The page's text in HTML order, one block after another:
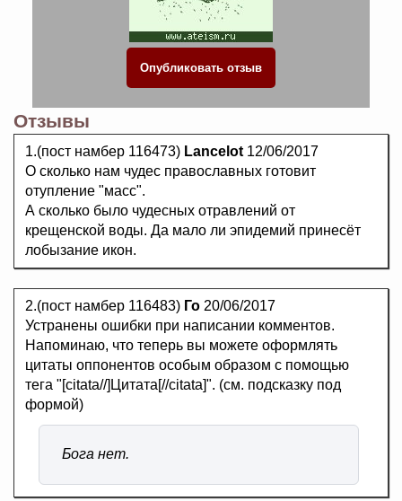
Отзывы
1.(пост намбер 116473) Lancelot 12/06/2017
О сколько нам чудес православных готовит
отупление "масс".
А сколько было чудесных отравлений от
крещенской воды. Да мало ли эпидемий принесёт
лобызание икон.
2.(пост намбер 116483) Го 20/06/2017
Устранены ошибки при написании комментов.
Напоминаю, что теперь вы можете оформлять
цитаты оппонентов особым образом с помощью
тега "[citata//]Цитата[//citata]". (см. подсказку под
формой)
Бога нет.